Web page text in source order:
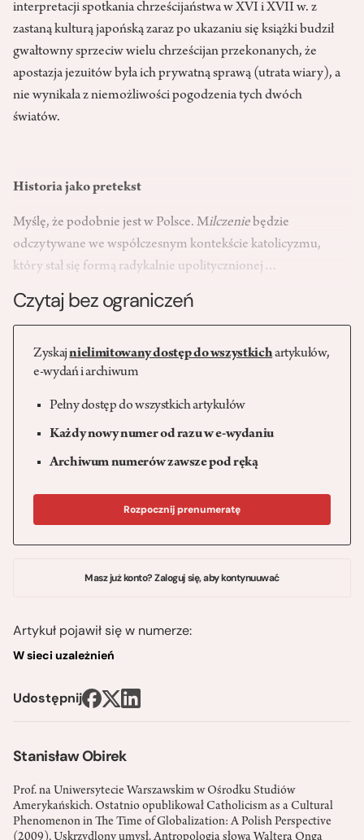
Stanisław Obirek
Prof. na Uniwersytecie Warszawskim w Ośrodku Studiów
Amerykańskich. Ostatnio opublikował Catholicism as a Cultural
Phenomenon in The Time of Globalization: A Polish Perspective
interpretacji spotkania chrześcijaństwa w XVI i XVII w. z
zastaną kulturą japońską zaraz po ukazaniu się książki budził
gwałtowny sprzeciw wielu chrześcijan przekonanych, że
apostazja jezuitów była ich prywatną sprawą (utrata wiary), a
nie wynikała z niemożliwości pogodzenia tych dwóch
światów.
Historia jako pretekst
Myślę, że podobnie jest w Polsce. Milczenie będzie
odczytywane we współczesnym kontekście katolicyzmu,
który stał się formą radykalnie upolitycznionej…
Czytaj bez ograniczeń
Zyskajnielimitowany dostęp do wszystkichartykułów,
e-wydań i archiwum
Pełny dostęp do wszystkich artykułów
Każdy nowy numer od razu w e-wydaniu
Archiwum numerów zawsze pod ręką
Rozpocznij prenumeratę
Masz już konto? Zaloguj się, aby kontynuuwać
Artykuł pojawił się w numerze:
W sieci uzależnień
Udostępnij